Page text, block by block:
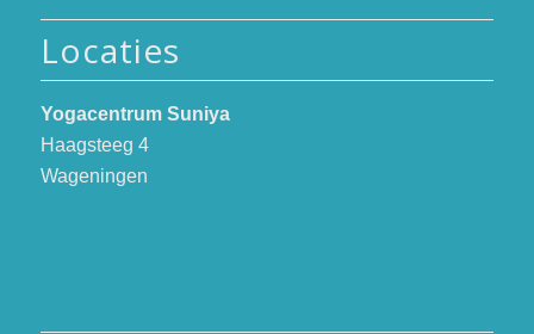
Locaties
Yogacentrum Suniya
Haagsteeg 4
Wageningen